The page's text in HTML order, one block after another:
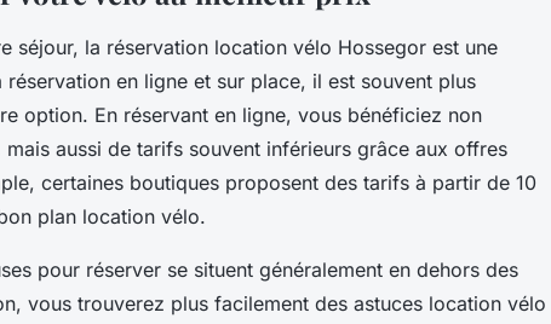
séjour, la réservation location vélo Hossegor est une
en ligne et sur place, il est souvent plus
option. En réservant en ligne, vous bénéficiez non
mais aussi de tarifs souvent inférieurs grâce aux offres
certaines boutiques proposent des tarifs à partir de 10
plan location vélo.
pour réserver se situent généralement en dehors des
vous trouverez plus facilement des astuces location vélo